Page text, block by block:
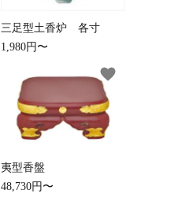
三足型土香炉 各寸
1,980円〜
夷型香盤
48,730円〜
favorite